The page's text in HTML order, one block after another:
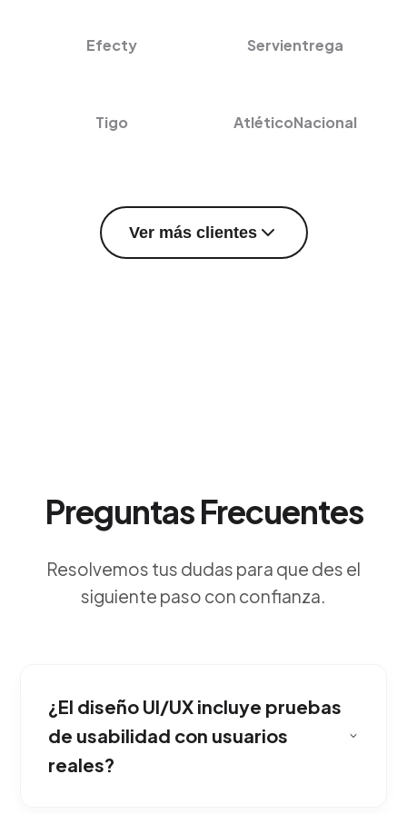
Efecty Servientrega
Tigo AtléticoNacional
Ver más clientes
Preguntas Frecuentes
Resolvemos tus dudas para que des el
siguiente paso con confianza.
¿El diseño UI/UX incluye pruebas
de usabilidad con usuarios
reales?